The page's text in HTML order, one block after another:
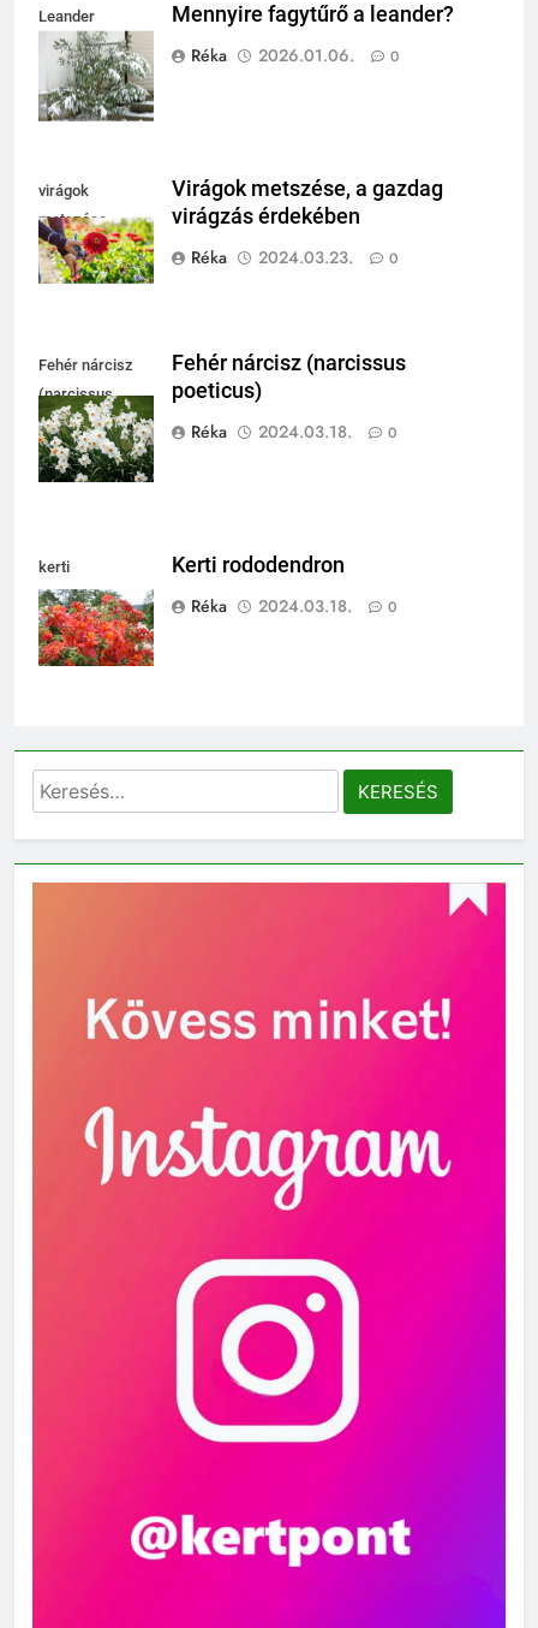
Leander
fagytűrése
Mennyire fagytűrő a leander?
Réka
2026.01.06. 0
virágok
metszése
Virágok metszése, a gazdag
virágzás érdekében
Réka
2024.03.23. 0
Fehér nárcisz
(narcissus
poeticus)
Fehér nárcisz (narcissus
poeticus)
Réka
2024.03.18. 0
kerti
rododendron
Kerti rododendron
Réka
2024.03.18. 0
Keresés: